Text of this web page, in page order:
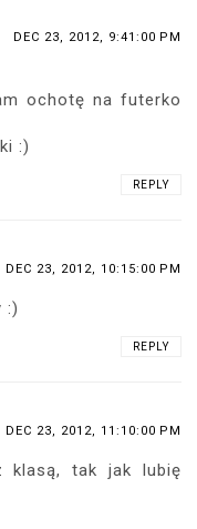
DEC 23, 2012, 9:41:00 PM
ochotę na futerko
:)
REPLY
DEC 23, 2012, 10:15:00 PM
:)
REPLY
DEC 23, 2012, 11:10:00 PM
klasą, tak jak lubię